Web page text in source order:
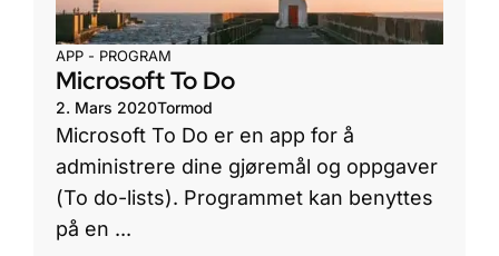
APP - PROGRAM
Microsoft To Do
2. Mars 2020Tormod
Microsoft To Do er en app for å
administrere dine gjøremål og oppgaver
(To do-lists). Programmet kan benyttes
på en ...